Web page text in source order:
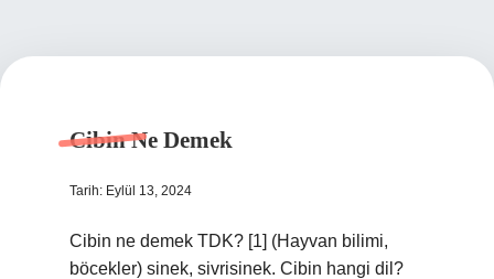
Cibin Ne Demek
Tarih: Eylül 13, 2024
Cibin ne demek TDK? [1] (Hayvan bilimi,
böcekler) sinek, sivrisinek. Cibin hangi dil?